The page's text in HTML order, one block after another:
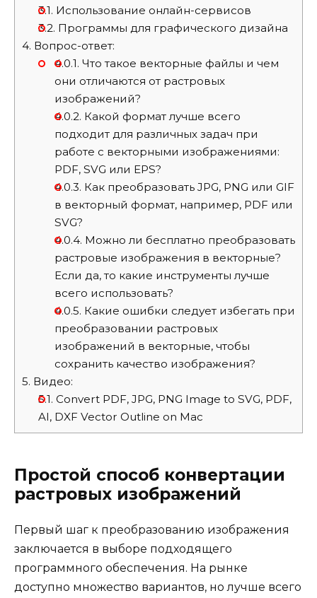
3.1. Использование онлайн-сервисов
3.2. Программы для графического дизайна
4. Вопрос-ответ:
4.0.1. Что такое векторные файлы и чем
они отличаются от растровых
изображений?
4.0.2. Какой формат лучше всего
подходит для различных задач при
работе с векторными изображениями:
PDF, SVG или EPS?
4.0.3. Как преобразовать JPG, PNG или GIF
в векторный формат, например, PDF или
SVG?
4.0.4. Можно ли бесплатно преобразовать
растровые изображения в векторные?
Если да, то какие инструменты лучше
всего использовать?
4.0.5. Какие ошибки следует избегать при
преобразовании растровых
изображений в векторные, чтобы
сохранить качество изображения?
5. Видео:
5.1. Convert PDF, JPG, PNG Image to SVG, PDF,
AI, DXF Vector Outline on Mac
Простой способ конвертации
растровых изображений
Первый шаг к преобразованию изображения
заключается в выборе подходящего
программного обеспечения. На рынке
доступно множество вариантов, но лучше всего